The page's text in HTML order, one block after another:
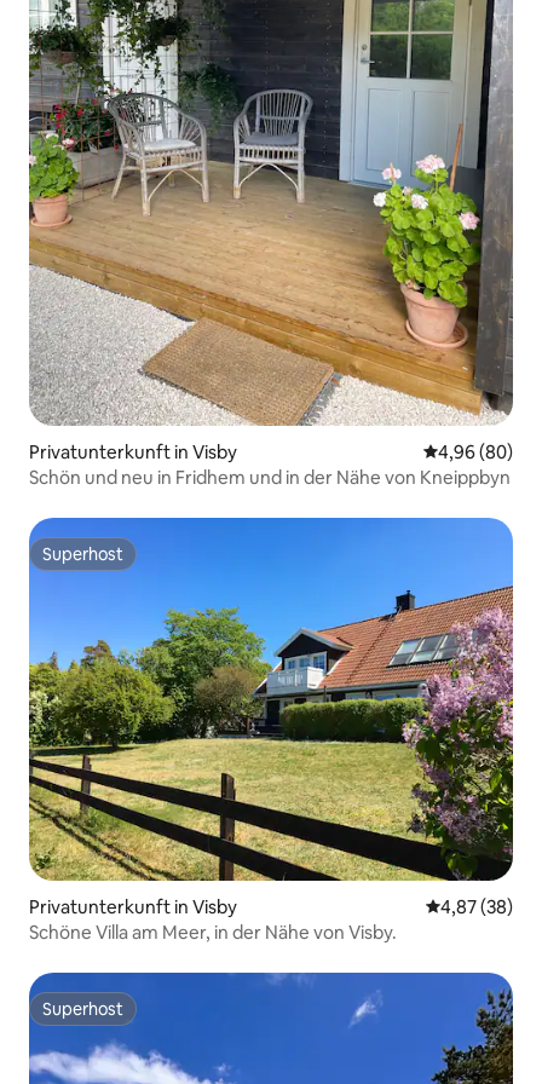
Privatunterkunft in Visby
4,96 (80)
Schön und neu in Fridhem und in der Nähe von Kneippbyn
Superhost
Superhost
Privatunterkunft in Visby
4,87 (38)
Schöne Villa am Meer, in der Nähe von Visby.
Superhost
Superhost